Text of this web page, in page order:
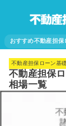
おすすめ不動産担保
不動産担保ローン基
不動産担保
相場一覧